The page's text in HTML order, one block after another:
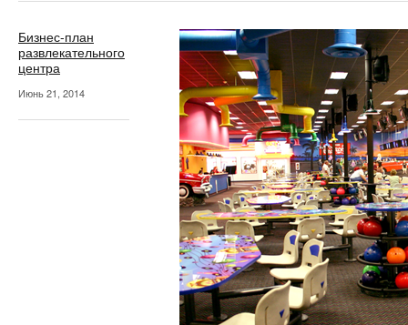
Бизнес-план
развлекательного
центра
Июнь 21, 2014